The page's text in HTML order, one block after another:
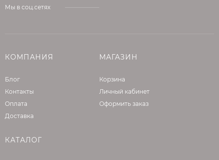
Мы в соц.сетях
КОМПАНИЯ
Блог
Контакты
Оплата
Доставка
МАГАЗИН
Корзина
Личный кабинет
Оформить заказ
КАТАЛОГ